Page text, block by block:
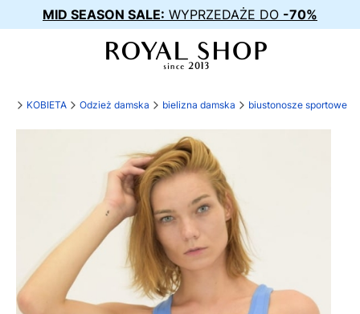
MID SEASON SALE: WYPRZEDAŻE DO -70%
KOBIETA Odzież damska bielizna damska biustonosze sportowe